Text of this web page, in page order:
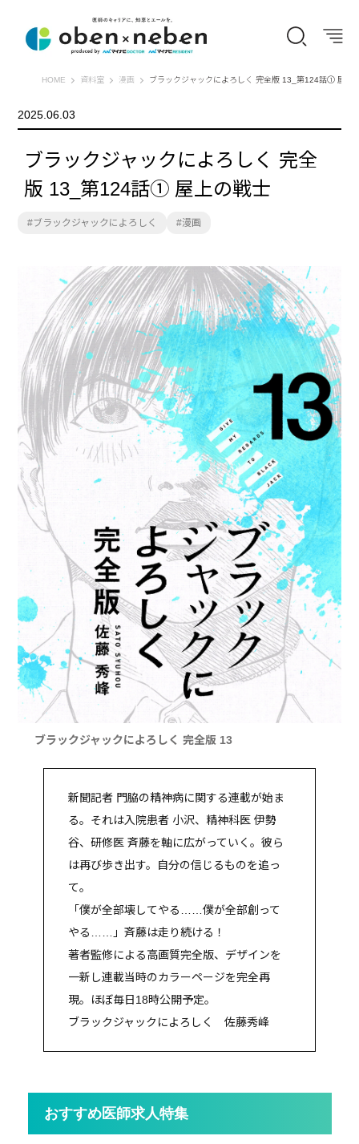
HOME オーベン×ネーベン
資料室 漫画 ブラックジャックによろしく 完全版 13_第124話① 屋上
2025.06.03
ブラックジャックによろしく 完全
版 13_第124話① 屋上の戦士
ブラックジャックによろしく 漫画
ブラックジャックによろしく 完全版 13
新聞記者 門脇の精神病に関する連載が始ま
る。それは入院患者 小沢、精神科医 伊勢
谷、研修医 斉藤を軸に広がっていく。彼ら
は再び歩き出す。自分の信じるものを追っ
て。
「僕が全部壊してやる……僕が全部創って
やる……」斉藤は走り続ける！
著者監修による高画質完全版、デザインを
一新し連載当時のカラーページを完全再
現。ほぼ毎日18時公開予定。
ブラックジャックによろしく 佐藤秀峰